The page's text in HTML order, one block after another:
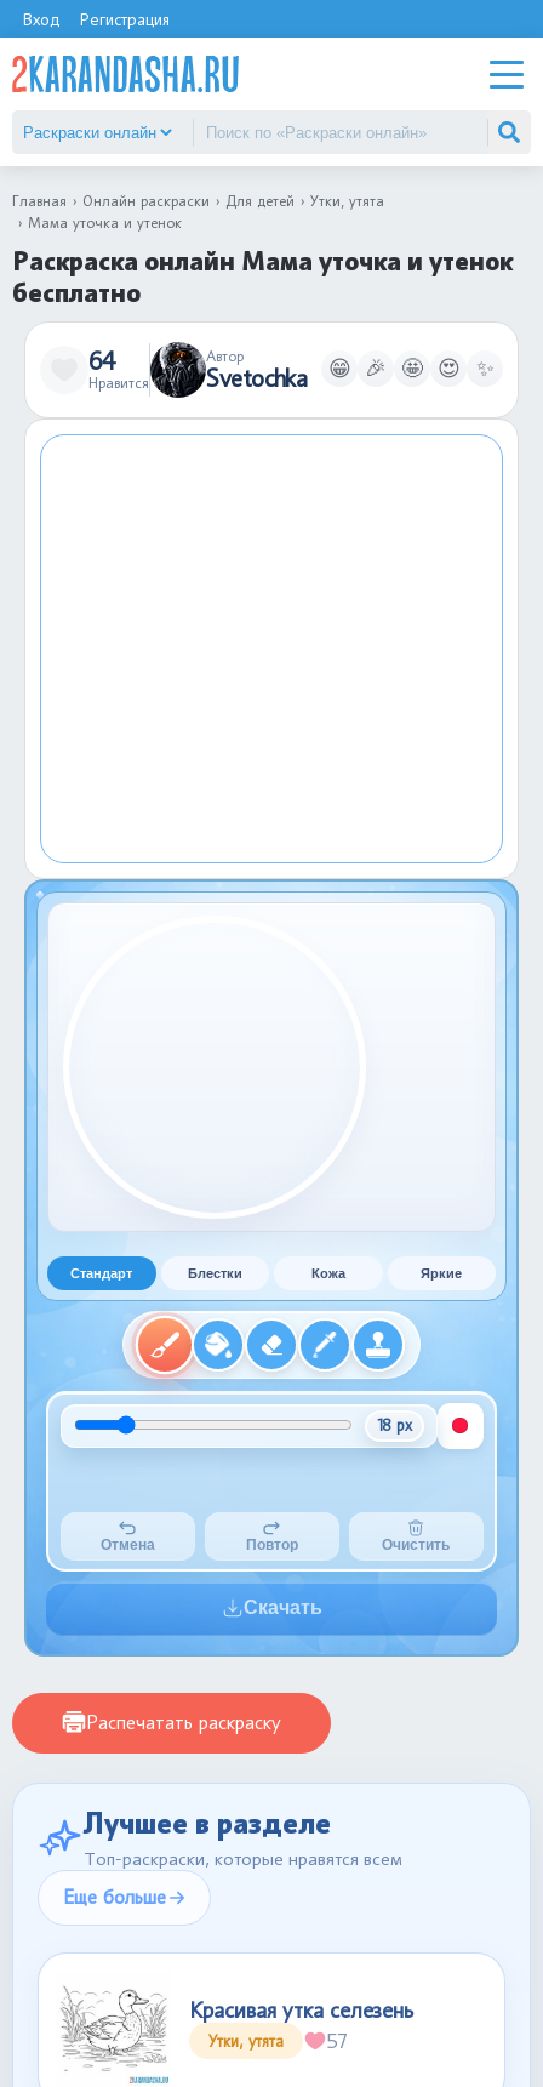
Вход Регистрация
Главная Онлайн раскраски Для детей
Утки, утята
Мама уточка и утенок
Раскраска онлайн Мама уточка и утенок
бесплатно
Стандарт Блестки Кожа Яркие
18 px
Отмена Повтор Очистить
Скачать
64
Нравится
Автор
Svetochka 😁 🎉 🤩 😍 ✨
Распечатать раскраску
Лучшее в разделе
Топ-раскраски, которые нравятся всем
Еще больше
Красивая утка селезень
Утки, утята 57